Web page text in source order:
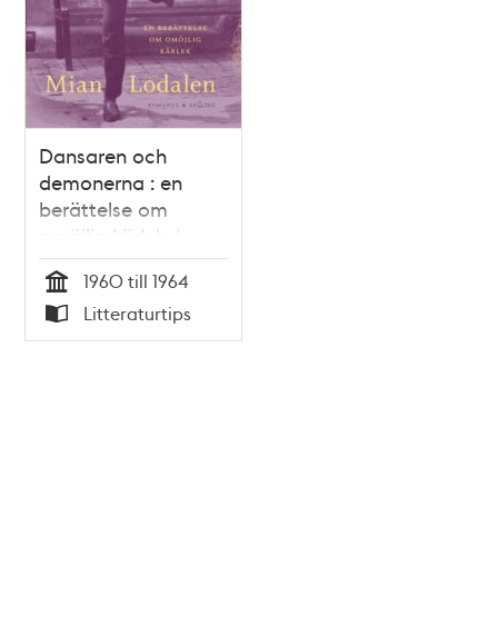
Dansaren och
demonerna : en
berättelse om
omöjlig kärlek /
Mian Lodalen
Tid
1960 till 1964
Typ
Litteraturtips